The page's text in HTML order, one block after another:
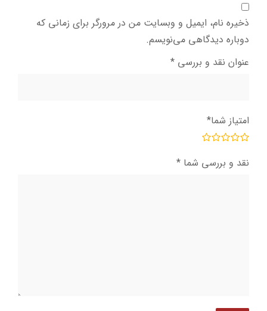
ذخیره نام، ایمیل و وبسایت من در مرورگر برای زمانی که
دوباره دیدگاهی می‌نویسم.
عنوان نقد و بررسی *
امتیاز شما*
نقد و بررسی شما *